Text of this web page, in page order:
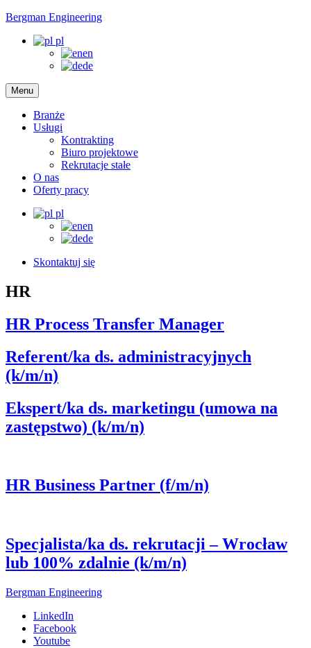
Bergman Engineering
pl
en
de
Menu
Branże
Usługi
Kontrakting
Biuro projektowe
Rekrutacje stałe
O nas
Oferty pracy
pl
en
de
Skontaktuj się
HR
HR Process Transfer Manager
Referent/ka ds. administracyjnych
(k/m/n)
Ekspert/ka ds. marketingu (umowa na
zastępstwo) (k/m/n)
HR Business Partner (f/m/n)
Specjalista/ka ds. rekrutacji – Wrocław
lub 100% zdalnie (k/m/n)
Bergman Engineering
LinkedIn
Facebook
Youtube